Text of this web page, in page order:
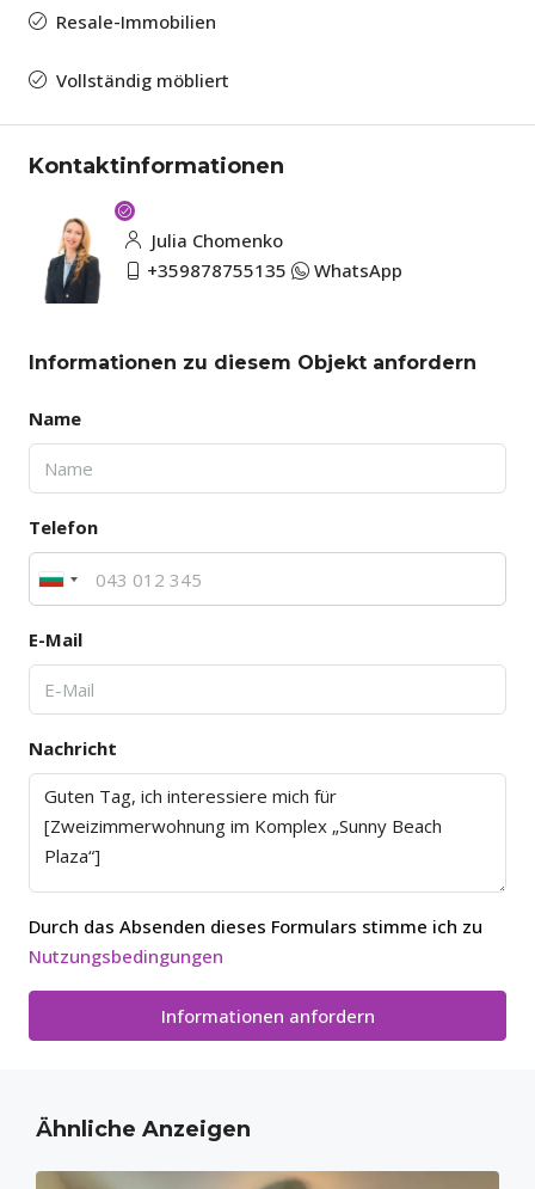
Resale-Immobilien
Vollständig möbliert
Kontaktinformationen
Julia Chomenko
+359878755135
WhatsApp
Informationen zu diesem Objekt anfordern
Name
Telefon
E-Mail
Nachricht
Durch das Absenden dieses Formulars stimme ich zu
Nutzungsbedingungen
Informationen anfordern
Ähnliche Anzeigen